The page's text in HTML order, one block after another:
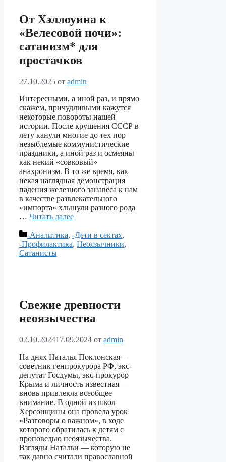
От Хэллоуина к
«Велесовой ночи»:
сатанизм* для
простачков
27.10.2025 от admin
Интересными, а иной раз, и прямо
скажем, причудливыми кажутся
некоторые повороты нашей
истории. После крушения СССР в
лету канули многие до тех пор
незыблемые коммунистические
праздники, а иной раз и осмеяны
как некий «совковый»
анахронизм. В то же время, как
некая наглядная демонстрация
падения железного занавеса к нам
в качестве развлекательного
«импорта» хлынули разного рода
… Читать далее
Рубрики
-Аналитика, -Дети в сектах,
-Профилактика, Неоязычники,
Сатанисты
Свежие древности
неоязычества
02.10.202417.09.2024 от admin
На днях Наталья Поклонская –
советник генпрокурора РФ, экс-
депутат Госдумы, экс-прокурор
Крыма и личность известная —
вновь привлекла всеобщее
внимание. В одной из школ
Херсонщины она провела урок
«Разговоры о важном», в ходе
которого обратилась к детям с
проповедью неоязычества.
Взгляды Натальи — которую не
так давно считали православной